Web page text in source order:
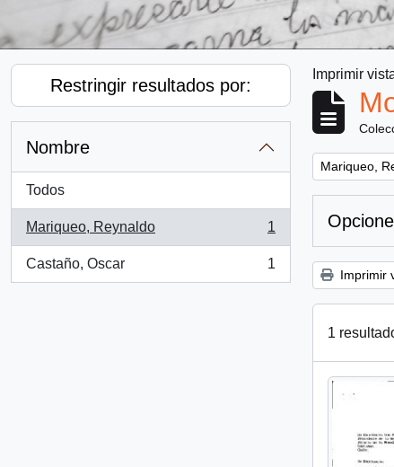
Restringir resultados por:
Nombre
Todos
Mariqueo, Reynaldo
, 1 resultados
1
Castaño, Oscar
, 1 resultados
1
Imprimir
Remove
Mariqueo,
Imprimir
1